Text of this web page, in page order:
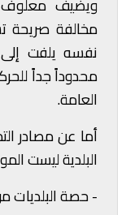
مخالفة صريحة
نفسه يلفت إلى
محدوداً جداً
العامة.
أما عن مصادر
البلدية ليست
- حصة البلديات